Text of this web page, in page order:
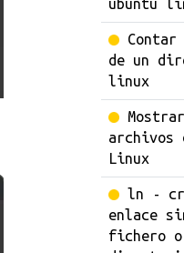
ubuntu
de un
linux
archivos
Linux
ln -
enlace
fichero o